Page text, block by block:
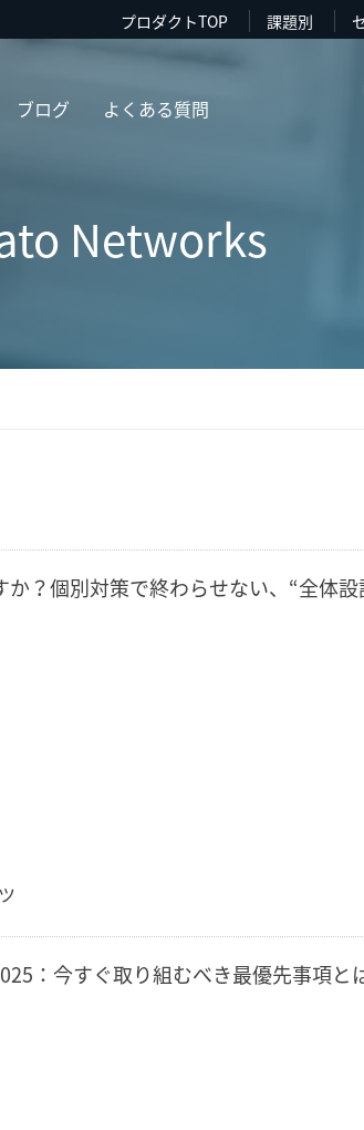
プロダクトTOP 課題別
ブログ よくある質問
Networks
？個別対策で終わらせない、“全体設
：今すぐ取り組むべき最優先事項と